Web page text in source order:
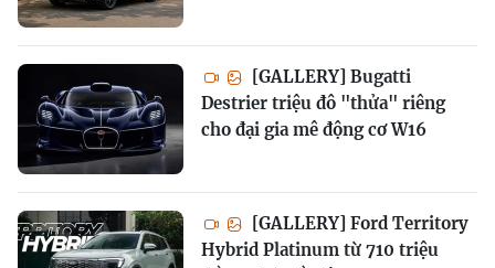
[GALLERY] Bugatti
Destrier triệu đô "thửa" riêng
cho đại gia mê động cơ W16
[GALLERY] Ford Territory
Hybrid Platinum từ 710 triệu